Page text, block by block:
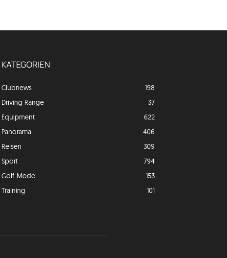
KATEGORIEN
Clubnews
198
Driving Range
37
Equipment
622
Panorama
406
Reisen
309
Sport
794
Golf-Mode
153
Training
101